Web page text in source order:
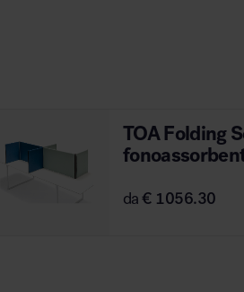
TOA Folding
da€ 1056.30